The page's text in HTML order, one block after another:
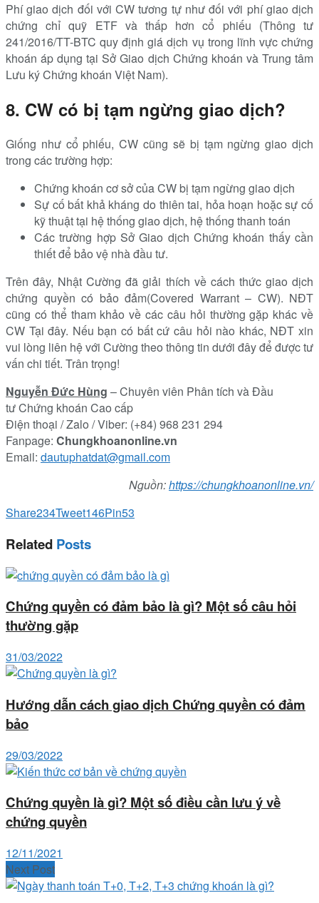
Phí giao dịch đối với CW tương tự như đối với phí giao dịch
chứng chỉ quỹ ETF và thấp hơn cổ phiếu (Thông tư
241/2016/TT-BTC quy định giá dịch vụ trong lĩnh vực chứng
khoán áp dụng tại Sở Giao dịch Chứng khoán và Trung tâm
Lưu ký Chứng khoán Việt Nam).
8. CW có bị tạm ngừng giao dịch?
Giống như cổ phiếu, CW cũng sẽ bị tạm ngừng giao dịch
trong các trường hợp:
Chứng khoán cơ sở của CW bị tạm ngừng giao dịch
Sự cố bất khả kháng do thiên tai, hỏa hoạn hoặc sự cố
kỹ thuật tại hệ thống giao dịch, hệ thống thanh toán
Các trường hợp Sở Giao dịch Chứng khoán thấy cần
thiết để bảo vệ nhà đầu tư.
Trên đây, Nhật Cường đã giải thích về cách thức giao dịch
chứng quyền có bảo đảm(Covered Warrant – CW). NĐT
cũng có thể tham khảo về các câu hỏi thường gặp khác về
CW Tại đây. Nếu bạn có bất cứ câu hỏi nào khác, NĐT xin
vui lòng liên hệ với Cường theo thông tin dưới đây để được tư
vấn chi tiết. Trân trọng!
Nguyễn Đức Hùng – Chuyên viên Phân tích và Đầu
tư Chứng khoán Cao cấp
Điện thoại / Zalo /Viber: (+84) 968 231 294
Fanpage: Chungkhoanonline.vn
Email: dautuphatdat@gmail.com
Nguồn:https://chungkhoanonline.vn/
Share234Tweet146Pin53
Related Posts
Chứng quyền có đảm bảo là gì? Một số câu hỏi
thường gặp
31/03/2022
Hướng dẫn cách giao dịch Chứng quyền có đảm
bảo
29/03/2022
Chứng quyền là gì? Một số điều cần lưu ý về
chứng quyền
12/11/2021
Next Post